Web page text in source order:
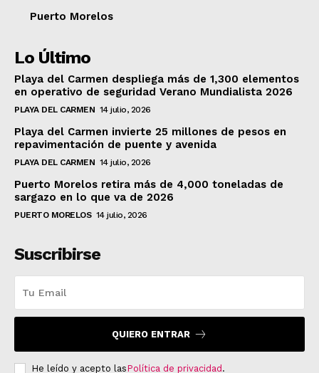
Puerto Morelos
Lo Último
Playa del Carmen despliega más de 1,300 elementos
en operativo de seguridad Verano Mundialista 2026
PLAYA DEL CARMEN 14 julio, 2026
Playa del Carmen invierte 25 millones de pesos en
repavimentación de puente y avenida
PLAYA DEL CARMEN 14 julio, 2026
Puerto Morelos retira más de 4,000 toneladas de
sargazo en lo que va de 2026
PUERTO MORELOS 14 julio, 2026
Suscribirse
QUIERO ENTRAR
He leído y acepto lasPolítica de privacidad .